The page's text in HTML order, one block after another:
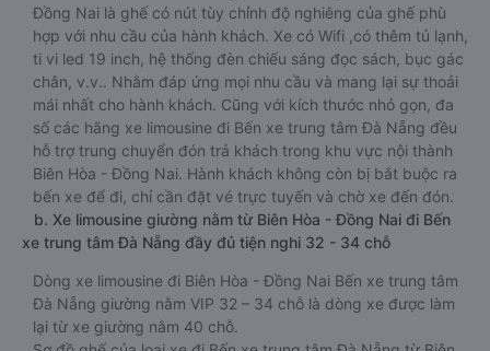
Đồng Nai là ghế có nút tùy chỉnh độ nghiêng của ghế phù
hợp với nhu cầu của hành khách. Xe có Wifi ,có thêm tủ lạnh,
ti vi led 19 inch, hệ thống đèn chiếu sáng đọc sách, bục gác
chân, v.v.. Nhằm đáp ứng mọi nhu cầu và mang lại sự thoải
mái nhất cho hành khách. Cũng với kích thước nhỏ gọn, đa
số các hãng xe limousine đi Bến xe trung tâm Đà Nẵng đều
hỗ trợ trung chuyển đón trả khách trong khu vực nội thành
Biên Hòa - Đồng Nai. Hành khách không còn bị bắt buộc ra
bến xe để đi, chỉ cần đặt vé trực tuyến và chờ xe đến đón.
b. Xe limousine giường nằm từ Biên Hòa - Đồng Nai đi Bến
xe trung tâm Đà Nẵng đầy đủ tiện nghi 32 - 34 chỗ
Dòng xe limousine đi Biên Hòa - Đồng Nai Bến xe trung tâm
Đà Nẵng giường nằm VIP 32 – 34 chỗ là dòng xe được làm
lại từ xe giường nằm 40 chỗ.